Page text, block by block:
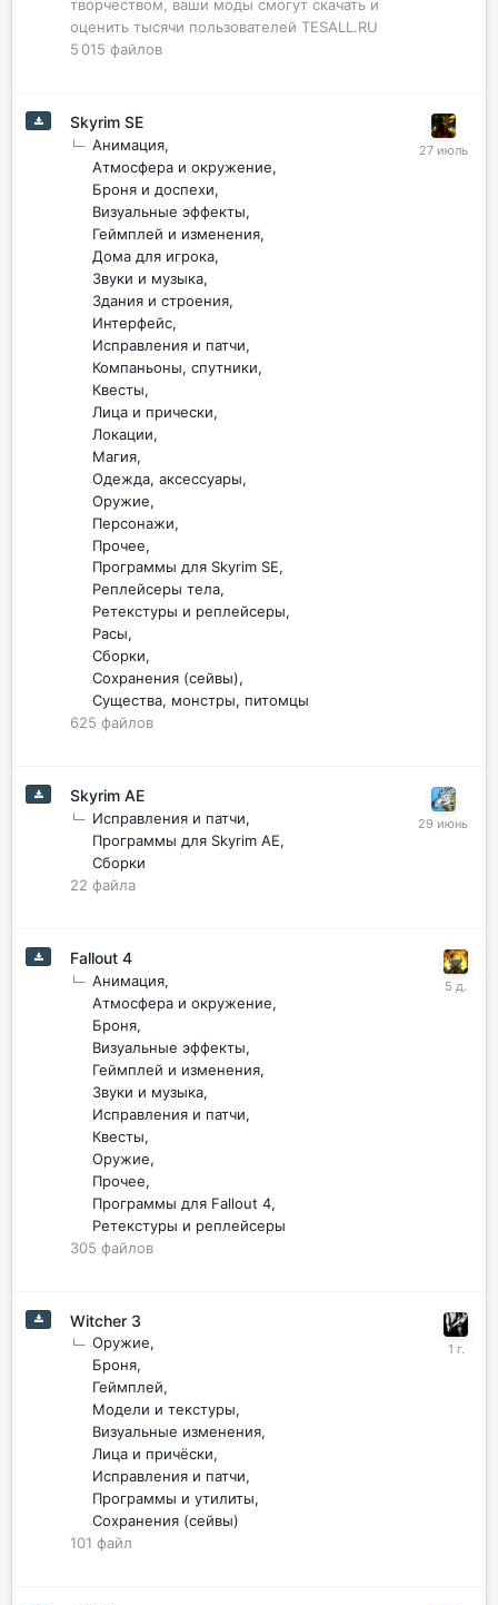
творчеством, ваши моды смогут скачать и
оценить тысячи пользователей TESALL.RU
5 015 файлов
Skyrim SE
Анимация
Атмосфера и окружение
Броня и доспехи
Визуальные эффекты
Геймплей и изменения
Дома для игрока
Звуки и музыка
Здания и строения
Интерфейс
Исправления и патчи
Компаньоны, спутники
Квесты
Лица и прически
Локации
Магия
Одежда, аксессуары
Оружие
Персонажи
Прочее
Программы для Skyrim SE
Реплейсеры тела
Ретекстуры и реплейсеры
Расы
Сборки
Сохранения (сейвы)
Существа, монстры, питомцы
625 файлов
Skyrim AE
Исправления и патчи
Программы для Skyrim AE
Сборки
22 файла
Fallout 4
Анимация
Атмосфера и окружение
Броня
Визуальные эффекты
Геймплей и изменения
Звуки и музыка
Исправления и патчи
Квесты
Оружие
Прочее
Программы для Fallout 4
Ретекстуры и реплейсеры
305 файлов
Witcher 3
Оружие
Броня
Геймплей
Модели и текстуры
Визуальные изменения
Лица и причёски
Исправления и патчи
Программы и утилиты
Сохранения (сейвы)
101 файл